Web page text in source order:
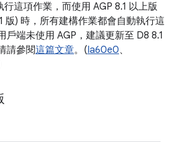
行這項作業，而使用 AGP 8.1 以上版
版) 時，所有建構作業都會自動執行這
戶端未使用 AGP，建議更新至 D8 8.1
請參閱這篇文章。(Ia60e0、